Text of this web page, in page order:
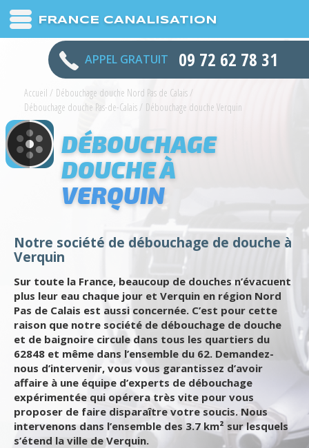
FRANCE CANALISATION
APPEL GRATUIT 09 72 62 78 31
Accueil / Débouchage douche Nord Pas de Calais/
Débouchage douche Pas-de-Calais/ Débouchage douche Verquin
DÉBOUCHAGE
DOUCHE À
VERQUIN
Notre société de débouchage de douche à
Verquin
Sur toute la France, beaucoup de douches n’évacuent
plus leur eau chaque jour et Verquin en région Nord
Pas de Calais est aussi concernée. C’est pour cette
raison que notre société de débouchage de douche
et de baignoire circule dans tous les quartiers du
62848 et même dans l’ensemble du 62. Demandez-
nous d’intervenir, vous vous garantissez d’avoir
affaire à une équipe d’experts de débouchage
expérimentée qui opérera très vite pour vous
proposer de faire disparaître votre soucis. Nous
intervenons dans l’ensemble des 3.7 km² sur lesquels
s’étend la ville de Verquin.